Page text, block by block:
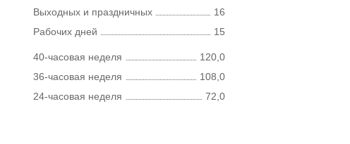
Выходных и праздничных
16
Рабочих дней
15
40-часовая неделя
120,0
36-часовая неделя
108,0
24-часовая неделя
72,0